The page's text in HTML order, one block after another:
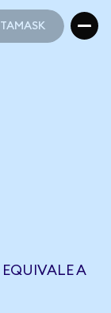
A